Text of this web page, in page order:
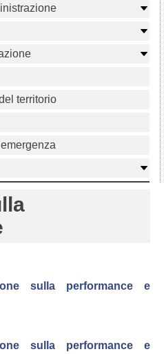
territorio
sulla performance e
sulla performance e